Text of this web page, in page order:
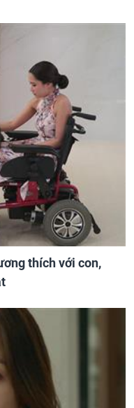
thích với con,